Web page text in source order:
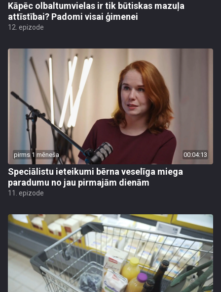
Kāpēc olbaltumvielas ir tik būtiskas mazuļa
attīstībai? Padomi visai ģimenei
12. epizode
pirms 1 mēneša 00:04:13
Speciālistu ieteikumi bērna veselīga miega
paradumu no jau pirmajām dienām
11. epizode